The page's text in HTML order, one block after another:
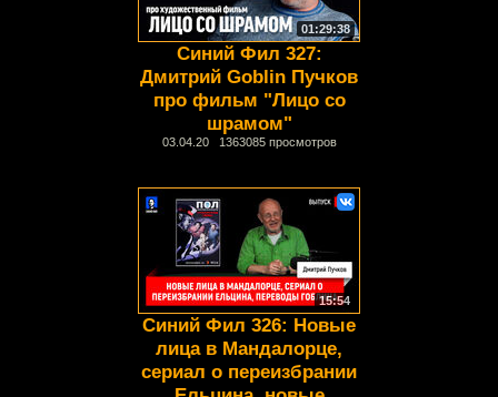
01:29:38
Синий Фил 327:
Дмитрий Goblin Пучков
про фильм "Лицо со
шрамом"
03.04.20 1363085 просмотров
15:54
Синий Фил 326: Новые
лица в Мандалорце,
сериал о переизбрании